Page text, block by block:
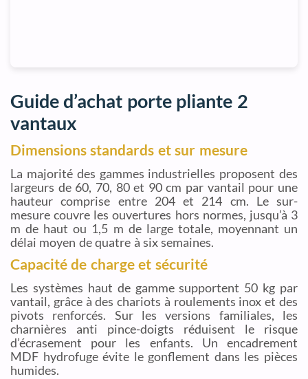
Guide d’achat porte pliante 2
vantaux
Dimensions standards et sur mesure
La majorité des gammes industrielles proposent des
largeurs de 60, 70, 80 et 90 cm par vantail pour une
hauteur comprise entre 204 et 214 cm. Le sur-
mesure couvre les ouvertures hors normes, jusqu’à 3
m de haut ou 1,5 m de large totale, moyennant un
délai moyen de quatre à six semaines.
Capacité de charge et sécurité
Les systèmes haut de gamme supportent 50 kg par
vantail, grâce à des chariots à roulements inox et des
pivots renforcés. Sur les versions familiales, les
charnières anti pince-doigts réduisent le risque
d’écrasement pour les enfants. Un encadrement
MDF hydrofuge évite le gonflement dans les pièces
humides.